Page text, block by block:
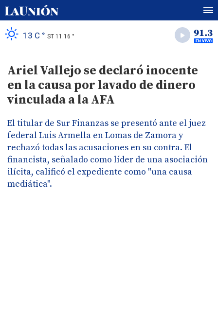
13 C ° ST 11.16 °
Ariel Vallejo se declaró inocente
en la causa por lavado de dinero
vinculada a la AFA
El titular de Sur Finanzas se presentó ante el juez
federal Luis Armella en Lomas de Zamora y
rechazó todas las acusaciones en su contra. El
financista, señalado como líder de una asociación
ilícita, calificó el expediente como "una causa
mediática".